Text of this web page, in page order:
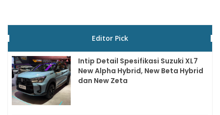
Editor Pick
Intip Detail Spesifikasi Suzuki XL7
New Alpha Hybrid, New Beta Hybrid
dan New Zeta